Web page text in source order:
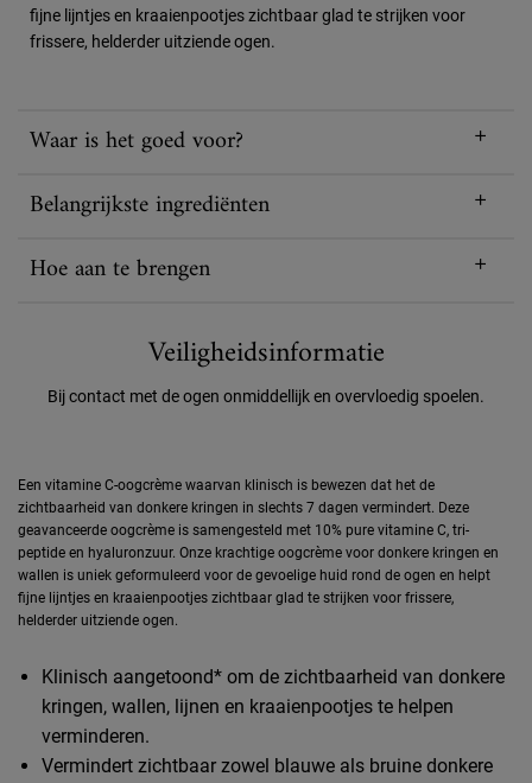
fijne lijntjes en kraaienpootjes zichtbaar glad te strijken voor
frissere, helderder uitziende ogen.
Waar is het goed voor?
Belangrijkste ingrediënten
Hoe aan te brengen
Veiligheidsinformatie
Bij contact met de ogen onmiddellijk en overvloedig spoelen.
Een vitamine C-oogcrème waarvan klinisch is bewezen dat het de
zichtbaarheid van donkere kringen in slechts 7 dagen vermindert. Deze
geavanceerde oogcrème is samengesteld met 10% pure vitamine C, tri-
peptide en hyaluronzuur. Onze krachtige oogcrème voor donkere kringen en
wallen is uniek geformuleerd voor de gevoelige huid rond de ogen en helpt
fijne lijntjes en kraaienpootjes zichtbaar glad te strijken voor frissere,
helderder uitziende ogen.
Klinisch aangetoond* om de zichtbaarheid van donkere
kringen, wallen, lijnen en kraaienpootjes te helpen
verminderen.
Vermindert zichtbaar zowel blauwe als bruine donkere